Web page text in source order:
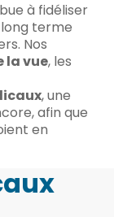
à fidéliser
terme
Nos
la vue, les
, une
afin que
en